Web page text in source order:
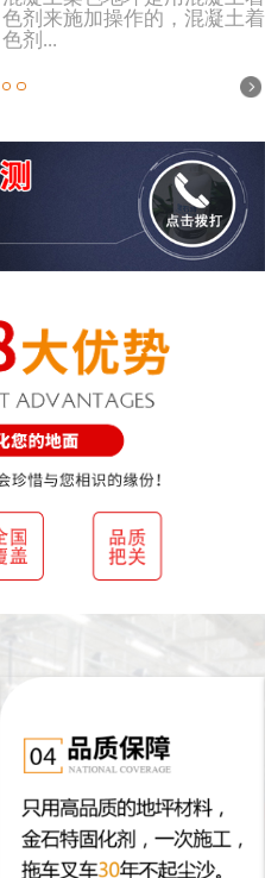
色剂来施加操作的，混凝土着
色剂...